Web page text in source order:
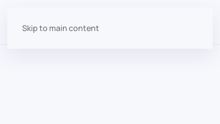
Skip to main content